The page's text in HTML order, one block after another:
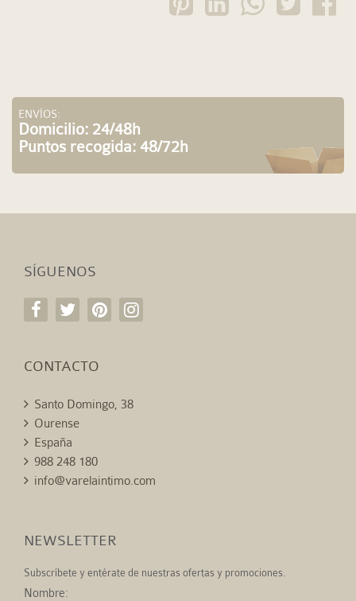
ENVÍOS:
Domicilio: 24/48h
Puntos recogida: 48/72h
SÍGUENOS
CONTACTO
Santo Domingo, 38
Ourense
España
988 248 180
info@varelaintimo.com
NEWSLETTER
Subscríbete y entérate de nuestras ofertas y promociones.
Nombre: